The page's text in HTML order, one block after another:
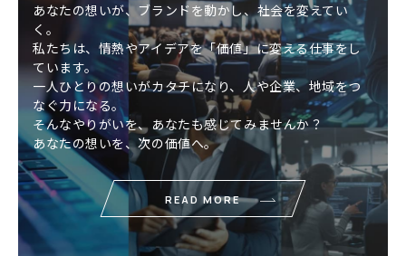
あなたの想いが、ブランドを動かし、社会を変えてい
く。
私たちは、情熱やアイデアを「価値」に変える仕事をし
ています。
一人ひとりの想いがカタチになり、人や企業、地域をつ
なぐ力になる。
そんなやりがいを、あなたも感じてみませんか？
あなたの想いを、次の価値へ。
READ MORE